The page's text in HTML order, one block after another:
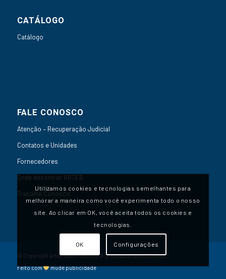
CATÁLOGO
Catálogo
FALE CONOSCO
Atenção – Recuperação Judicial
Contatos e Unidades
Fornecedores
Onde encontrar ARTEB
Trabalhe Conosco
© Copyright Arteb | SAC:0800 019 2703|sac@arteb.com.br
Feito com
mude publicidade
Utilizamos cookies e tecnologias semelhantes para
melhorar a maneira como você experimenta todo o nosso
site. Ao clicar em OK, você aceita todos os cookies e
tecnologias.
OK Configurações